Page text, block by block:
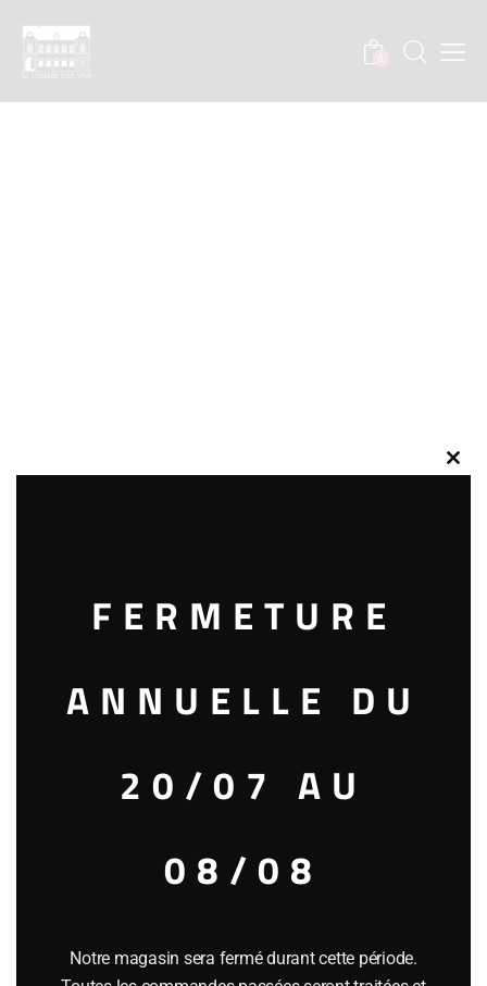
Génépi des Pères Chartreux « abrupt » 44.7°
12 en stock
Ajouter au panier
TOUTES LIQUEURS
NB: très limité
FERMETURE
ANNUELLE DU
20/07 AU
08/08
Notre magasin sera fermé durant cette période.